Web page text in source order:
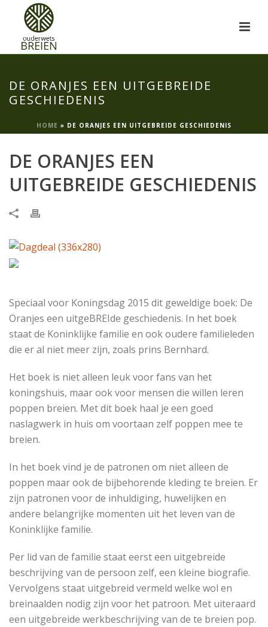
DE ORANJES EEN UITGEBREIDE
GESCHIEDENIS
HOME » DE ORANJES EEN UITGEBREIDE GESCHIEDENIS
DE ORANJES EEN
UITGEBREIDE GESCHIEDENIS
Speciaal voor Koningsdag 2015 dit geweldige boek: De
Oranjes een uitgeBREIde geschiedenis. In het boek
staat de Koninklijke familie en ook oudere familieleden
die er al niet meer zijn, zoals prins Bernhard.
Het boek is niet alleen leuk voor fans van het
koningshuis, maar ook voor mensen die willen leren
poppen breien. Met dit boek haal je een goed
naslagwerk in huis om voortaan zelf poppen mee te
breien.
In het boek vind je de patronen om niet alleen de
poppen maar ook de bijbehorende kleding te breien. Er
zijn patronen voor de inhuldiging, huwelijken en
andere belangrijke momenten uit het leven van de
Koninklijke familie.
Per lid van de familie staat eerst een uitgebreide
beschrijving van de persoon zelf, een kleine biografie.
Vervolgens staat uitgebreid vermeld welke wol en
breinaalden nodig zijn voor het patroon. Met uiteraard
een uitgebreide werkbeschrijving van de te breien pop.